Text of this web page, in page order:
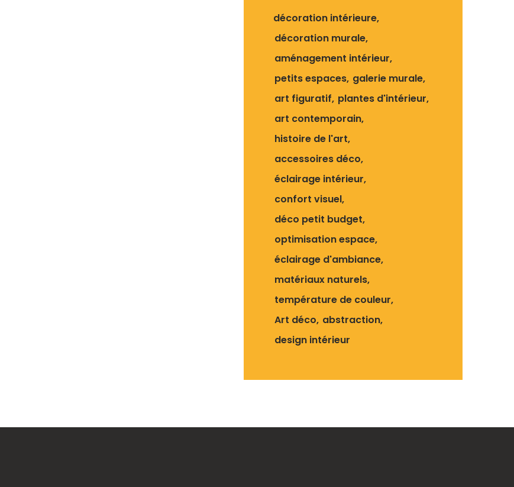
décoration intérieure
décoration murale
aménagement intérieur
petits espaces galerie murale
art figuratif plantes d'intérieur
art contemporain
histoire de l'art
accessoires déco
éclairage intérieur
confort visuel
déco petit budget
optimisation espace
éclairage d'ambiance
matériaux naturels
température de couleur
Art déco abstraction
design intérieur